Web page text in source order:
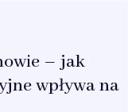
– jak
wpływa na